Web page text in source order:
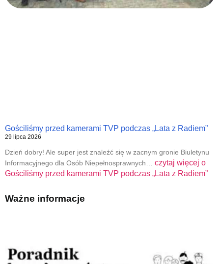
Gościliśmy przed kamerami TVP podczas „Lata z Radiem”
29 lipca 2026
Dzień dobry! Ale super jest znaleźć się w zacnym gronie Biuletynu
Informacyjnego dla Osób Niepełnosprawnych… czytaj więcej o
Gościliśmy przed kamerami TVP podczas „Lata z Radiem”
Ważne informacje